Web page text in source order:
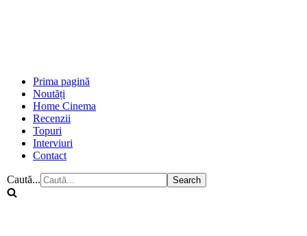
Prima pagină
Noutăți
Home Cinema
Recenzii
Topuri
Interviuri
Contact
Caută...